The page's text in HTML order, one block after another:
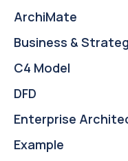
ArchiMate
Business &
C4 Model
DFD
Enterprise
Example